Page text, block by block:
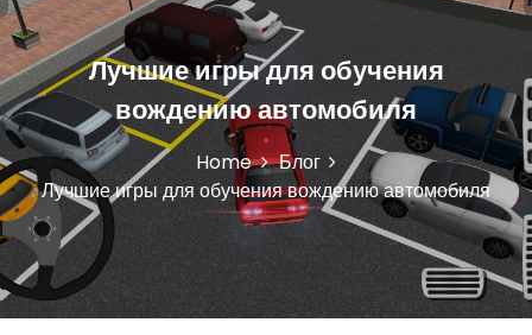
c
o
n
t
e
n
t
Лучшие игры для обучения
вождению автомобиля
Home
Блог
Лучшие игры для обучения вождению автомобиля